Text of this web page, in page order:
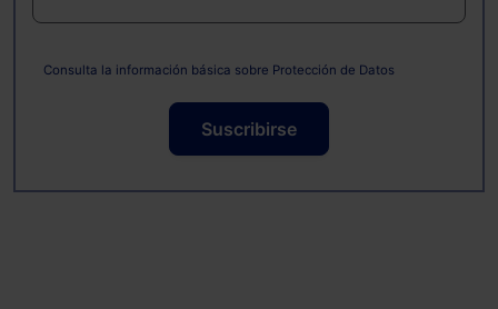
Consulta la información básica sobre Protección de Datos
Suscribirse